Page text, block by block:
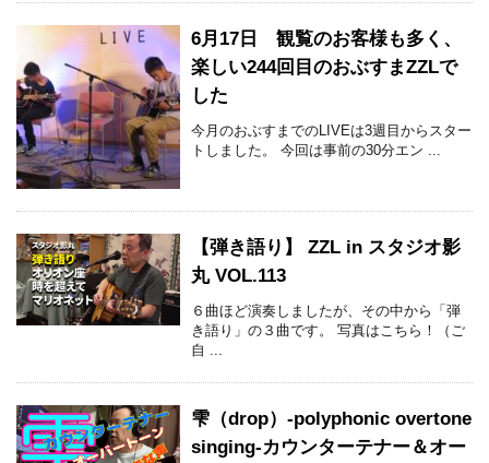
6月17日 観覧のお客様も多く、
楽しい244回目のおぶすまZZLで
した
今月のおぶすまでのLIVEは3週目からスター
トしました。 今回は事前の30分エン ...
【弾き語り】 ZZL in スタジオ影
丸 VOL.113
６曲ほど演奏しましたが、その中から「弾
き語り」の３曲です。 写真はこちら！（ご
自 ...
雫（drop）-polyphonic overtone
singing-カウンターテナー＆オー